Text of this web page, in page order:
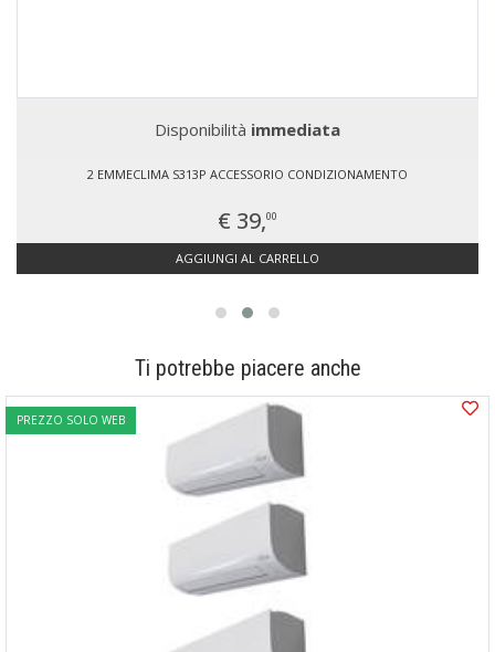
Disponibilità immediata
2 EMMECLIMA S313P ACCESSORIO CONDIZIONAMENTO
€ 39,00
AGGIUNGI AL CARRELLO
Ti potrebbe piacere anche
PREZZO SOLO WEB